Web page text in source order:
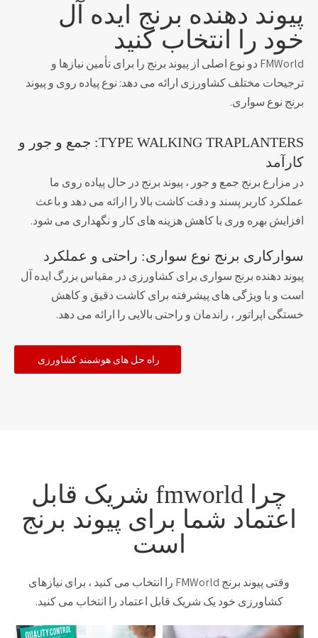
پیوند دهنده برنج ایده آل
خود را انتخاب کنید
FMWorld دو نوع اصلی از پیوند برنج را برای تأمین نیازها و
ترجیحات مختلف کشاورزی ارائه می دهد: نوع پیاده روی و پیوند
برنج نوع سواری.
TYPE WALKING TRAPLANTERS: جمع و جور و
کارآمد
در مزارع برنج جمع و جور ، پیوند برنج در حال پیاده روی ما
عملکرد کاربر پسند و دقت کاشت بالا را ارائه می دهد و باعث
افزایش بهره وری با کاهش هزینه های کار و نگهداری می شود.
سوارکاری برنج نوع سواری: راحتی و عملکرد
پیوند دهنده برنج سواری برای کشاورزی در مقیاس بزرگ ایده آل
است و با ویژگی های پیشرفته برای کاشت دقیق و کاهش
خستگی اپراتور ، راندمان و راحتی بالایی را ارائه می دهد.
راه حل های هوشمند کشاورزی
چرا fmworld شریک قابل
اعتماد شما برای پیوند برنج
است
وقتی پیوند برنج FMWorld را انتخاب می کنید ، برای نیازهای
کشاورزی خود یک شریک قابل اعتماد را انتخاب می کنید.